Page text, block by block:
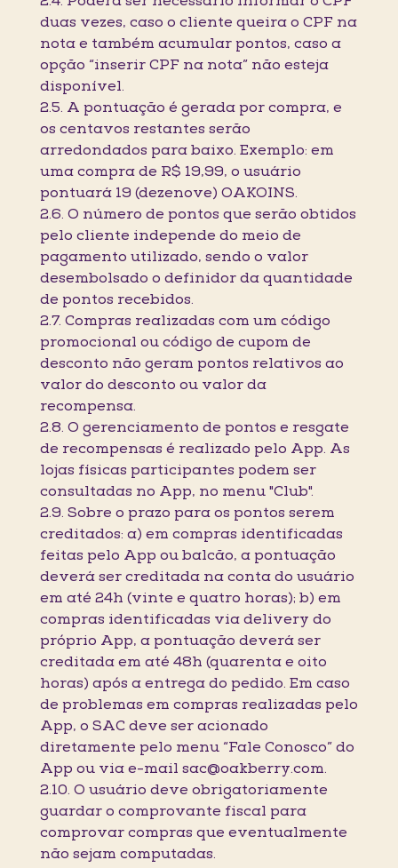
duas vezes, caso o cliente queira o CPF na
nota e também acumular pontos, caso a
opção “inserir CPF na nota” não esteja
disponível.
2.5. A pontuação é gerada por compra, e
os centavos restantes serão
arredondados para baixo. Exemplo: em
uma compra de R$ 19,99, o usuário
pontuará 19 (dezenove) OAKOINS.
2.6. O número de pontos que serão obtidos
pelo cliente independe do meio de
pagamento utilizado, sendo o valor
desembolsado o definidor da quantidade
de pontos recebidos.
2.7. Compras realizadas com um código
promocional ou código de cupom de
desconto não geram pontos relativos ao
valor do desconto ou valor da
recompensa.
2.8. O gerenciamento de pontos e resgate
de recompensas é realizado pelo App. As
lojas físicas participantes podem ser
consultadas no App, no menu "Club".
2.9. Sobre o prazo para os pontos serem
creditados: a) em compras identificadas
feitas pelo App ou balcão, a pontuação
deverá ser creditada na conta do usuário
em até 24h (vinte e quatro horas); b) em
compras identificadas via delivery do
próprio App, a pontuação deverá ser
creditada em até 48h (quarenta e oito
horas) após a entrega do pedido. Em caso
de problemas em compras realizadas pelo
App, o SAC deve ser acionado
diretamente pelo menu “Fale Conosco” do
App ou via e-mail sac@oakberry.com.
2.10. O usuário deve obrigatoriamente
guardar o comprovante fiscal para
comprovar compras que eventualmente
não sejam computadas.